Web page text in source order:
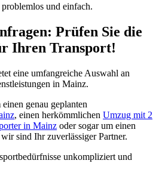
und einfach.
Prüfen Sie die
Ihren Transport!
eine umfangreiche Auswahl an
in Mainz.
genau geplanten
, einen herkömmlichen Umzug mit 2
in Mainz oder sogar um einen
sind Ihr zuverlässiger Partner.
unkompliziert und